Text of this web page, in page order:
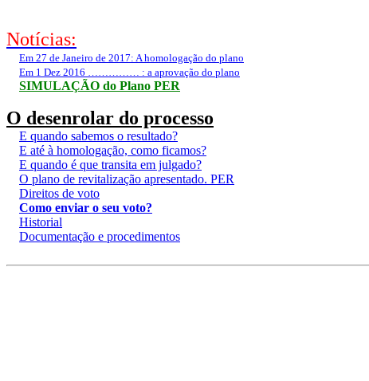
Notícias:
Em 27 de Janeiro de 2017: A homologação do plano
Em 1 Dez 2016 …………… : a aprovação do plano
SIMULAÇÃO do Plano PER
O desenrolar do processo
E quando sabemos o resultado?
E até à homologação, como ficamos?
E quando é que transita em julgado?
O plano de revitalização apresentado. PER
Direitos de voto
Como enviar o seu voto?
Historial
Documentação e procedimentos